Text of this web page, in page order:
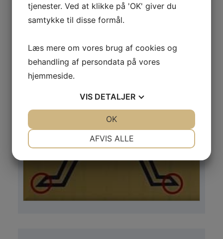
tjenester. Ved at klikke på 'OK' giver du
samtykke til disse formål.
Læs mere om vores brug af cookies og
behandling af persondata på vores
hjemmeside.
VIS DETALJER
MARKETING STATISTIK
AFVIS ALLE
OK